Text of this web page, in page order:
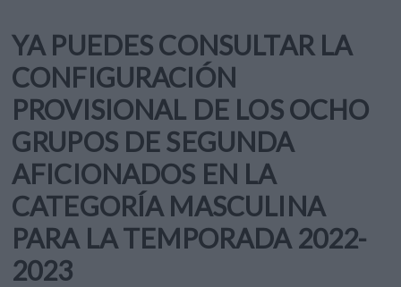
YA PUEDES CONSULTAR LA
CONFIGURACIÓN
PROVISIONAL DE LOS OCHO
GRUPOS DE SEGUNDA
AFICIONADOS EN LA
CATEGORÍA MASCULINA
PARA LA TEMPORADA 2022-
2023